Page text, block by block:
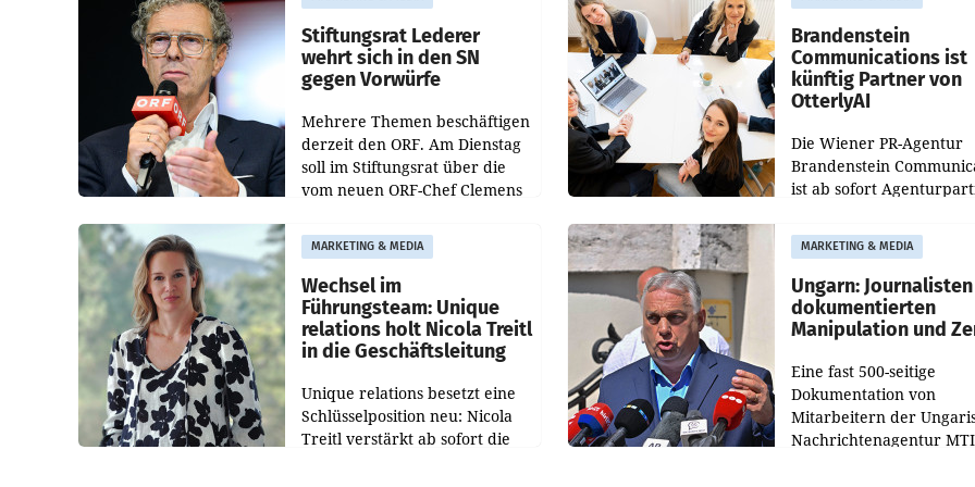
Bundeswettbewerbsbehörde
und der Bundeskartellanwalt
gegenüber Juli 2025
verdoppelte (+102
Stiftungsrat Lederer
wehrt sich in den SN
gegen Vorwürfe
Mehrere Themen beschäftigen
derzeit den ORF. Am Dienstag
soll im Stiftungsrat über die
vom neuen ORF-Chef Clemens
Besetzungen für die
Direktionen abgestimmt
werden.
Brandenstein
Communications ist
künftig Partner von
OtterlyAI
Die Wiener PR-Agentur
Brandenstein
ist ab sofort
Optimierungsplattform
OtterlyAI. Damit baut die
Agentur ihr
MARKETING & MEDIA
Wechsel im
Führungsteam: Unique
relations holt Nicola Treitl
in die Geschäftsleitung
Unique relations besetzt eine
Schlüsselposition neu: Nicola
Treitl verstärkt ab sofort die
MARKETING & MEDIA
Ungarn: Journalisten
dokumentierten
Manipulation und
Eine fast 500-seitige
Dokumentation von
Mitarbeitern der
Nachrichtenagentur